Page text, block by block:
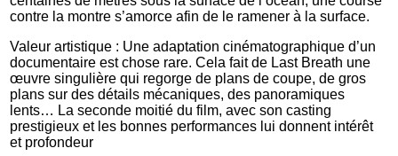
contre la montre s’amorce afin de le ramener à la surface.
Valeur artistique : Une adaptation cinématographique d’un
documentaire est chose rare. Cela fait de Last Breath une
œuvre singulière qui regorge de plans de coupe, de gros
plans sur des détails mécaniques, des panoramiques
lents… La seconde moitié du film, avec son casting
prestigieux et les bonnes performances lui donnent intérêt
et profondeur